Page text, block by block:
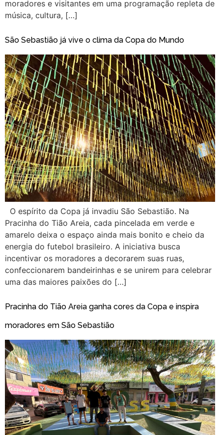
moradores e visitantes em uma programação repleta de
música, cultura, […]
São Sebastião já vive o clima da Copa do Mundo
O espírito da Copa já invadiu São Sebastião. Na
Pracinha do Tião Areia, cada pincelada em verde e
amarelo deixa o espaço ainda mais bonito e cheio da
energia do futebol brasileiro. A iniciativa busca
incentivar os moradores a decorarem suas ruas,
confeccionarem bandeirinhas e se unirem para celebrar
uma das maiores paixões do […]
Pracinha do Tião Areia ganha cores da Copa e inspira
moradores em São Sebastião